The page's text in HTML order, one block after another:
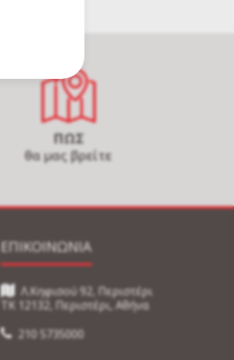
ΠΩΣ
θα μας βρείτε
ΕΠΙΚΟΙΝΩΝΙΑ
Λ.Κηφισού 92, Περιστέρι
TK 12132, Περιστέρι, Αθήνα
210 5735000